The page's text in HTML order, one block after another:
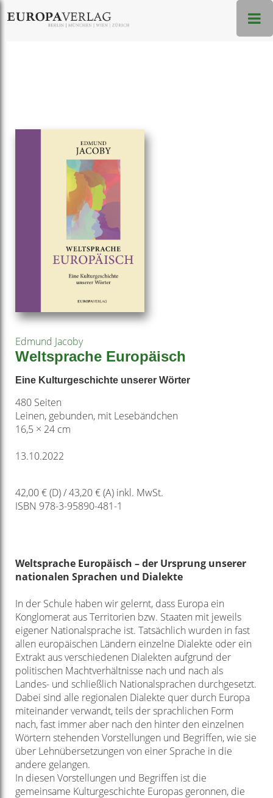
Edmund Jacoby
Weltsprache Europäisch
Eine Kulturgeschichte unserer Wörter
480 Seiten
Leinen, gebunden, mit Lesebändchen
16,5 × 24 cm
13.10.2022
42,00 € (D) / 43,20 € (A) inkl. MwSt.
ISBN 978-3-95890-481-1
Weltsprache Europäisch – der Ursprung unserer
nationalen Sprachen und Dialekte
In der Schule haben wir gelernt, dass Europa ein
Konglomerat aus Territorien bzw. Staaten mit jeweils
eigener Nationalsprache ist. Tatsächlich wurden in fast
allen europäischen Ländern einzelne Dialekte oder ein
Extrakt aus verschiedenen Dialekten aufgrund der
politischen Machtverhältnisse nach und nach als
Landes- und schließlich Nationalsprachen durchgesetzt.
Dabei sind alle regionalen Dialekte quer durch Europa
miteinander verwandt, teils der sprachlichen Form
nach, fast immer aber nach den hinter den einzelnen
Wörtern stehenden Vorstellungen und Begriffen, wie sie
über Lehnübersetzungen von einer Sprache in die
andere gelangen.
In diesen Vorstellungen und Begriffen ist die
gemeinsame Kulturgeschichte Europas geronnen, die